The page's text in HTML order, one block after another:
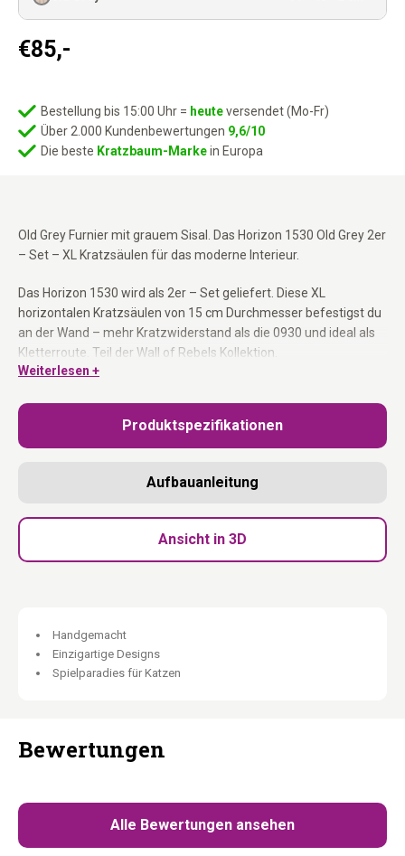
Old Grey Furnier mit grauem Sisal. Das Horizon 1530 Old Grey 2er
– Set – XL Kratzsäulen für das moderne Interieur.
Das Horizon 1530 wird als 2er – Set geliefert. Diese XL
horizontalen Kratzsäulen von 15 cm Durchmesser befestigst du
an der Wand – mehr Kratzwiderstand als die 0930 und ideal als
Kletterroute. Teil der Wall of Rebels Kollektion.
große Katzen.
Zwei Stämme für eine robuste Kletterroute.
Horizontal an der Wand montierbar:Befestigungsmaterial
Teil der Wall of Rebels Kollektion:Kombinierbar mit allen
Unsere Holzmöbel werden (teilweise) in Handarbeit aus natürlichen
Weiterlesen +
€85,-
Bestellung bis 15:00 Uhr = heuteversendet (Mo-Fr)
Über 2.000 Kundenbewertungen 9,6/10
Die beste Kratzbaum-Markein Europa
Produktspezifikationen
Aufbauanleitung
Ansicht in 3D
Handgemacht
Einzigartige Designs
Spielparadies für Katzen
Bewertungen
Alle Bewertungen ansehen